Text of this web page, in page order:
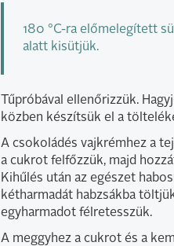
180 °C-ra előmelegített
alatt kisütjük.
Tűpróbával ellenőrizzük.
közben készítsük el a
A csokoládés vajkrémhez a
a cukrot felfőzzük, majd
Kihűlés után az egészet
kétharmadát habzsákba
egyharmadot félretesszük.
A meggyhez a cukrot és a